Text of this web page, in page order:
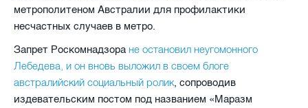
метрополитеном Австралии для профилактики
несчастных случаев в метро.
Запрет Роскомнадзора не остановил неугомонного
Лебедева, и он вновь выложил в своем блоге
австралийский социальный ролик, сопроводив
издевательским постом под названием «Маразм